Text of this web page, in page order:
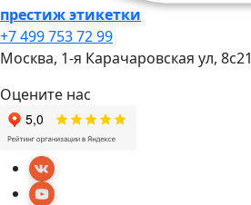
престиж этикетки
+7 499 753 72 99
Москва, 1-я Карачаровская ул, 8c21
Оцените нас